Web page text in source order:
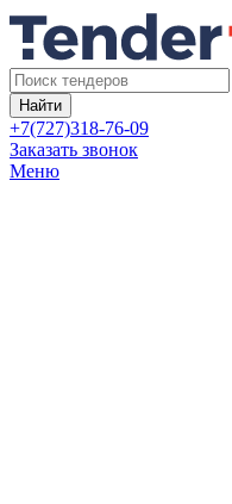
Найти
+7(727)318-76-09
Заказать звонок
Меню